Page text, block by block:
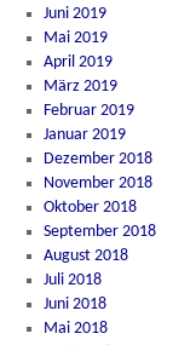
Juni 2019
Mai 2019
April 2019
März 2019
Februar 2019
Januar 2019
Dezember 2018
November 2018
Oktober 2018
September 2018
August 2018
Juli 2018
Juni 2018
Mai 2018